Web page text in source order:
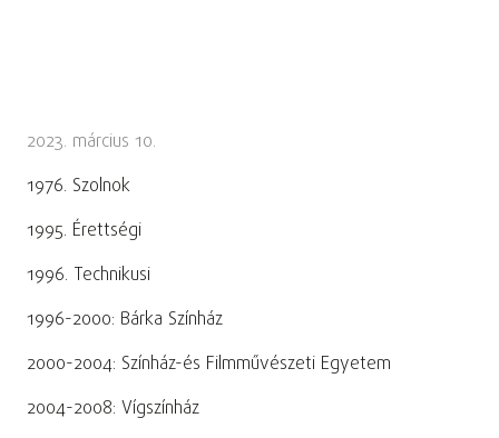
2023. március 10.
1976. Szolnok
1995. Érettségi
1996. Technikusi
1996-2000: Bárka Színház
2000-2004: Színház-és Filmművészeti Egyetem
2004-2008: Vígszínház